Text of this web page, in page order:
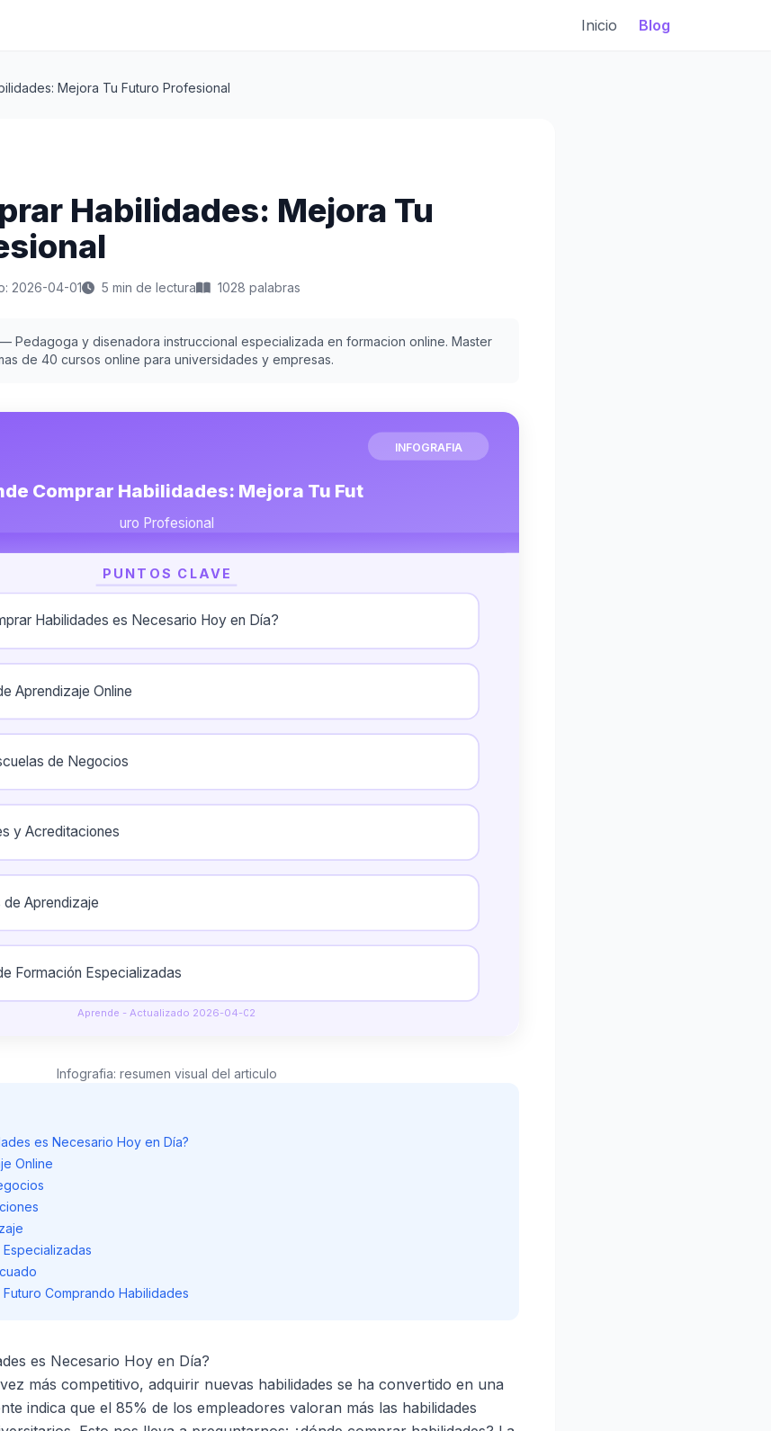
Inicio Blog
Mejora Tu Futuro Profesional
Habilidades: Mejora Tu
2026-04-01 5 min de lectura 1028 palabras
— Pedagoga y disenadora instruccional especializada en formacion online. Master
de 40 cursos online para universidades y empresas.
INFOGRAFIA
Comprar Habilidades: Mejora Tu Fut
uro Profesional
PUNTOS CLAVE
Habilidades es Necesario Hoy en Día?
Aprendizaje Online
de Negocios
y Acreditaciones
Aprendizaje
Formación Especializadas
Aprende - Actualizado 2026-04-02
Infografia: resumen visual del articulo
es Necesario Hoy en Día?
Online
Comprando Habilidades
es Necesario Hoy en Día?
más competitivo, adquirir nuevas habilidades se ha convertido en una
indica que el 85% de los empleadores valoran más las habilidades